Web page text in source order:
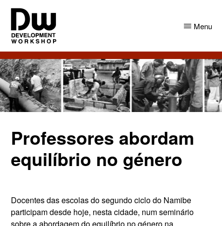
Skip
main
content
Skip
primary
sidebar
DW
Angola
Development
Workshop
Angola
Menu
Professores abordam
equilíbrio no género
Docentes das escolas do segundo ciclo do Namibe
participam desde hoje, nesta cidade, num seminário